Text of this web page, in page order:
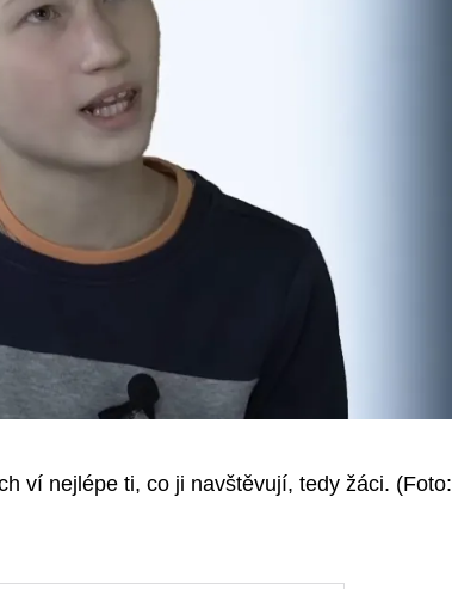
ví nejlépe ti, co ji navštěvují, tedy žáci. (Foto: